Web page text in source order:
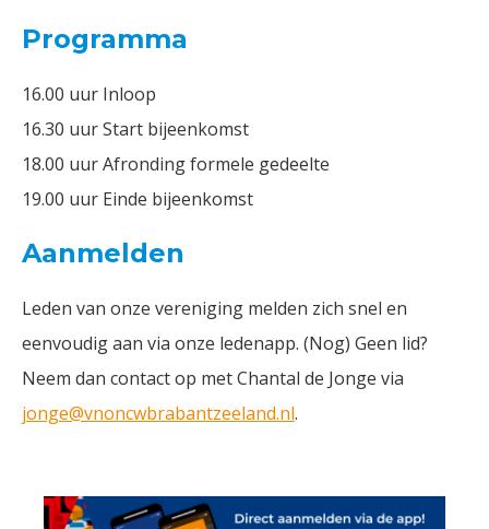
Programma
16.00 uur Inloop
16.30 uur Start bijeenkomst
18.00 uur Afronding formele gedeelte
19.00 uur Einde bijeenkomst
Aanmelden
Leden van onze vereniging melden zich snel en
eenvoudig aan via onze ledenapp. (Nog) Geen lid?
Neem dan contact op met Chantal de Jonge via
jonge@vnoncwbrabantzeeland.nl.